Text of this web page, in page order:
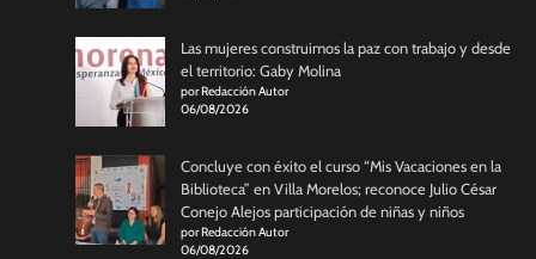
Las mujeres construimos la paz con trabajo y desde
el territorio: Gaby Molina
por Redacción Autor
06/08/2026
Concluye con éxito el curso “Mis Vacaciones en la
Biblioteca” en Villa Morelos; reconoce Julio César
Conejo Alejos participación de niñas y niños
por Redacción Autor
06/08/2026